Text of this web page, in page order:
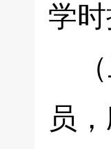
学
（
员